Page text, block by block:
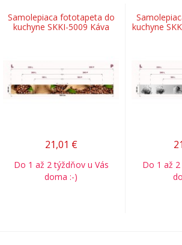
Samolepiaca fototapeta do
kuchyne SKKI-5009 Káva
21,01 €
Do 1 až 2 týždňov u Vás
doma :-)
kuchyne
Do 1 až